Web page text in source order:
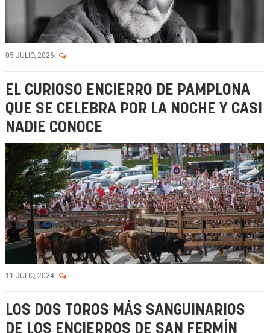
05 JULIO, 2026
EL CURIOSO ENCIERRO DE PAMPLONA
QUE SE CELEBRA POR LA NOCHE Y CASI
NADIE CONOCE
11 JULIO, 2024
LOS DOS TOROS MÁS SANGUINARIOS
DE LOS ENCIERROS DE SAN FERMÍN